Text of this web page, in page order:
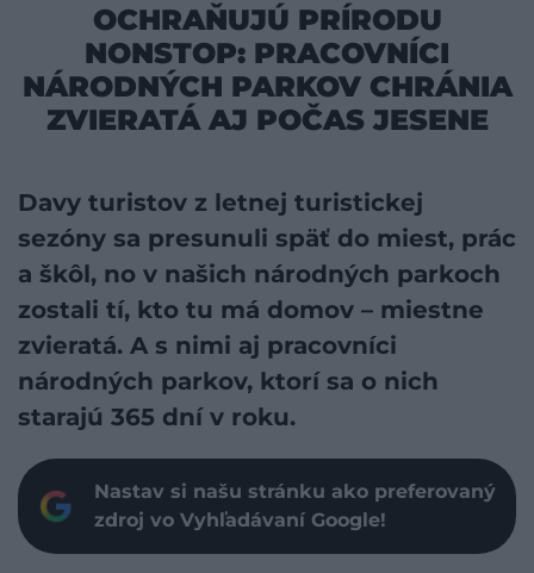
OCHRAŇUJÚ PRÍRODU
NONSTOP: PRACOVNÍCI
NÁRODNÝCH PARKOV CHRÁNIA
ZVIERATÁ AJ POČAS JESENE
Davy turistov z letnej turistickej
sezóny sa presunuli späť do miest, prác
a škôl, no v našich národných parkoch
zostali tí, kto tu má domov – miestne
zvieratá. A s nimi aj pracovníci
národných parkov, ktorí sa o nich
starajú 365 dní v roku.
Nastav si našu stránku ako preferovaný
zdroj vo Vyhľadávaní Google!